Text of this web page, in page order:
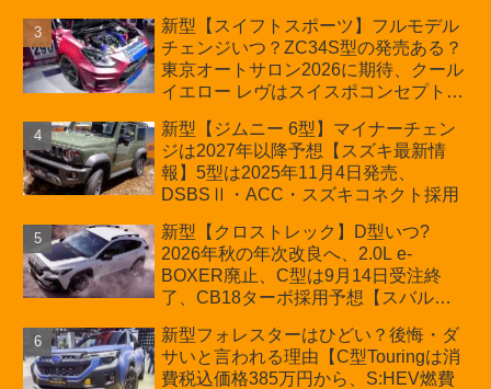
ほか「コア」と「ツール」、デリカ
D:5対抗のクロスオーバーSUVミニバ
ン
新型【スイフトスポーツ】フルモデル
チェンジいつ？ZC34S型の発売ある？
東京オートサロン2026に期待、クール
イエロー レヴはスイスポコンセプト
プが争点【スズキ最新情報】特別仕様
車「ZC33S Final Edition」終了
新型【ジムニー 6型】マイナーチェン
ジは2027年以降予想【スズキ最新情
報】5型は2025年11月4日発売、
DSBSⅡ・ACC・スズキコネクト採用
新型【クロストレック】D型いつ?
2026年秋の年次改良へ、2.0L e-
BOXER廃止、C型は9月14日受注終
了、CB18ターボ採用予想【スバル最
新型フォレスターはひどい？後悔・ダ
サいと言われる理由【C型Touringは消
費税込価格385万円から、S:HEV燃費